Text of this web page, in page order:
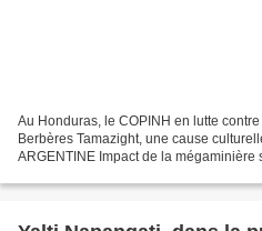
Au Honduras, le COPINH en lutte
Berbères Tamazight, une cause
ARGENTINE Impact de la